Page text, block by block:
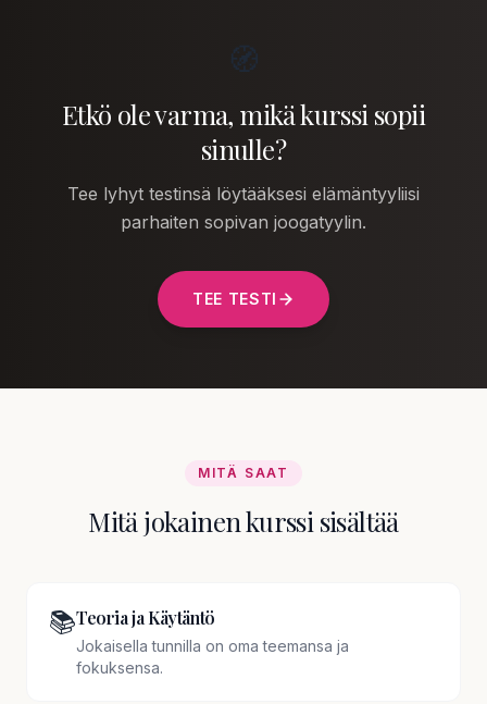
🧭
Etkö ole varma, mikä kurssi sopii
sinulle?
Tee lyhyt testinsä löytääksesi elämäntyyliisi
parhaiten sopivan joogatyylin.
TEE TESTI
MITÄ SAAT
Mitä jokainen kurssi sisältää
📚Teoria ja Käytäntö
Jokaisella tunnilla on oma teemansa ja
fokuksensa.